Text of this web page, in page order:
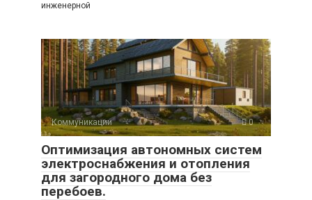
инженерной
Коммуникации 0
Оптимизация автономных систем
электроснабжения и отопления
для загородного дома без
перебоев.